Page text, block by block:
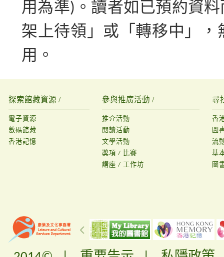
用為準)。讀者如已預約資
架上待領」或「轉移中」
用。
探索館藏資源 /
電子資源
數碼館藏
香港記憶
參與推廣活動 /
推介活動
閱讀活動
文學活動
獎項 / 比賽
講座 / 工作坊
尋
香
圖
流
基
圖